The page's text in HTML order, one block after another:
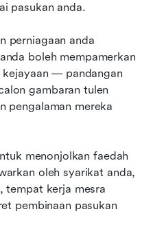
pasukan anda.
perniagaan anda
boleh mempamerkan
— pandangan
gambaran tulen
pengalaman mereka
menonjolkan faedah
oleh syarikat anda,
tempat kerja mesra
pembinaan pasukan